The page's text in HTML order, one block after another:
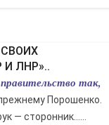
И ЛНР»..
так,
Порошенко.
— сторонник…...